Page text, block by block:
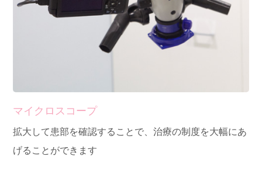
マイクロスコープ
拡大して患部を確認することで、治療の制度を大幅にあ
げることができます